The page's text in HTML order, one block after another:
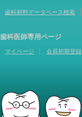
歯科材料データベース検索
歯科医師専用ページ
マイページ 会員初期登録